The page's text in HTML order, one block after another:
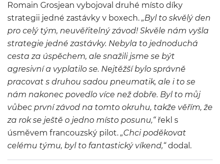
Romain Grosjean vybojoval druhé místo díky
strategii jedné zastávky v boxech. „Byl to skvělý den
pro celý tým, neuvěřitelný závod! Skvěle nám vyšla
strategie jedné zastávky. Nebyla to jednoduchá
cesta za úspěchem, ale snažili jsme se být
agresivní a vyplatilo se. Nejtěžší bylo správně
pracovat s druhou sadou pneumatik, ale i to se
nám nakonec povedlo více než dobře. Byl to můj
vůbec první závod na tomto okruhu, takže věřím, že
za rok se ještě o jedno místo posunu,“řekl s
úsměvem francouzský pilot. „Chci poděkovat
celému týmu, byl to fantastický víkend,“dodal.